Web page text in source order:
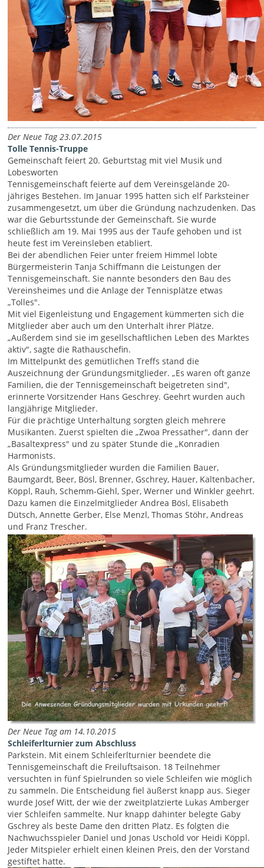
Der Neue Tag 23.07.2015
Tolle Tennis-Truppe
Gemeinschaft feiert 20. Geburtstag mit viel Musik und
Lobesworten
Tennisgemeinschaft feierte auf dem Vereinsgelände 20-
jähriges Bestehen. Im Januar 1995 hatten sich elf Parksteiner
zusammengesetzt, um über die Gründung nachzudenken. Das
war die Geburtsstunde der Gemeinschaft. Sie wurde
schließlich am 19. Mai 1995 aus der Taufe gehoben und ist
heute fest im Vereinsleben etabliert.
Bei der abendlichen Feier unter freiem Himmel lobte
Bürgermeisterin Tanja Schiffmann die Leistungen der
Tennisgemeinschaft. Sie nannte besonders den Bau des
Vereinsheimes und die Anlage der Tennisplätze etwas
„Tolles".
Mit viel Eigenleistung und Engagement kümmerten sich die
Mitglieder aber auch um den Unterhalt ihrer Plätze.
„Außerdem sind sie im gesellschaftlichen Leben des Marktes
aktiv", sagte die Rathauschefin.
Im Mittelpunkt des gemütlichen Treffs stand die
Auszeichnung der Gründungsmitglieder. „Es waren oft ganze
Familien, die der Tennisgemeinschaft beigetreten sind",
erinnerte Vorsitzender Hans Geschrey. Geehrt wurden auch
langjährige Mitglieder.
Für die prächtige Unterhaltung sorgten gleich mehrere
Musikanten. Zuerst spielten die „Zwoa Pressather", dann der
„Basaltexpress" und zu später Stunde die „Konradien
Harmonists.
Als Gründungsmitglieder wurden die Familien Bauer,
Baumgardt, Beer, Bösl, Brenner, Gschrey, Hauer, Kaltenbacher,
Köppl, Rauh, Schemm-Giehl, Sper, Werner und Winkler geehrt.
Dazu kamen die Einzelmitglieder Andrea Bösl, Elisabeth
Dütsch, Annette Gerber, Else Menzl, Thomas Stöhr, Andreas
und Franz Trescher.
Der Neue Tag am 14.10.2015
Schleiferlturnier zum Abschluss
Parkstein. Mit einem Schleiferlturnier beendete die
Tennisgemeinschaft die Freiluftsaison. 18 Teilnehmer
versuchten in fünf Spielrunden so viele Schleifen wie möglich
zu sammeln. Die Entscheidung fiel äußerst knapp aus. Sieger
wurde Josef Witt, der wie der zweitplatzierte Lukas Amberger
vier Schleifen sammelte. Nur knapp dahinter belegte Gaby
Gschrey als beste Dame den dritten Platz. Es folgten die
Nachwuchsspieler Daniel und Jonas Uschold vor Heidi Köppl.
Jeder Mitspieler erhielt einen kleinen Preis, den der Vorstand
gestiftet hatte.